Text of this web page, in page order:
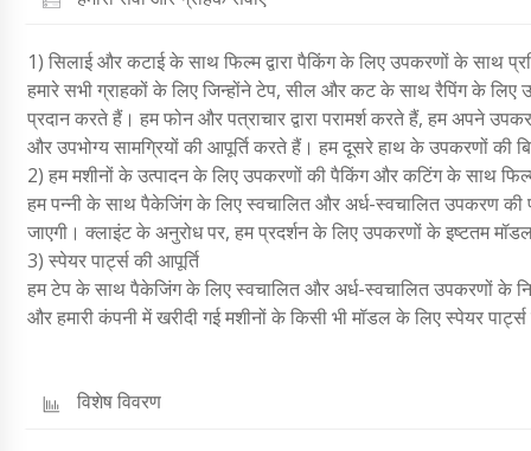
1) सिलाई और कटाई के साथ फिल्म द्वारा पैकिंग के लिए उपकरणों के साथ
हमारे सभी ग्राहकों के लिए जिन्होंने टेप, सील और कट के साथ रैपिंग के
प्रदान करते हैं। हम फोन और पत्राचार द्वारा परामर्श करते हैं, हम अपने
और उपभोग्य सामग्रियों की आपूर्ति करते हैं। हम दूसरे हाथ के उपकरणों की
2) हम मशीनों के उत्पादन के लिए उपकरणों की पैकिंग और कटिंग के साथ फिल्म
हम पन्नी के साथ पैकेजिंग के लिए स्वचालित और अर्ध-स्वचालित उपकरण
जाएगी। क्लाइंट के अनुरोध पर, हम प्रदर्शन के लिए उपकरणों के इष्टतम
3) स्पेयर पार्ट्स की आपूर्ति
हम टेप के साथ पैकेजिंग के लिए स्वचालित और अर्ध-स्वचालित उपकरणों के
और हमारी कंपनी में खरीदी गई मशीनों के किसी भी मॉडल के लिए स्पेयर
विशेष विवरण